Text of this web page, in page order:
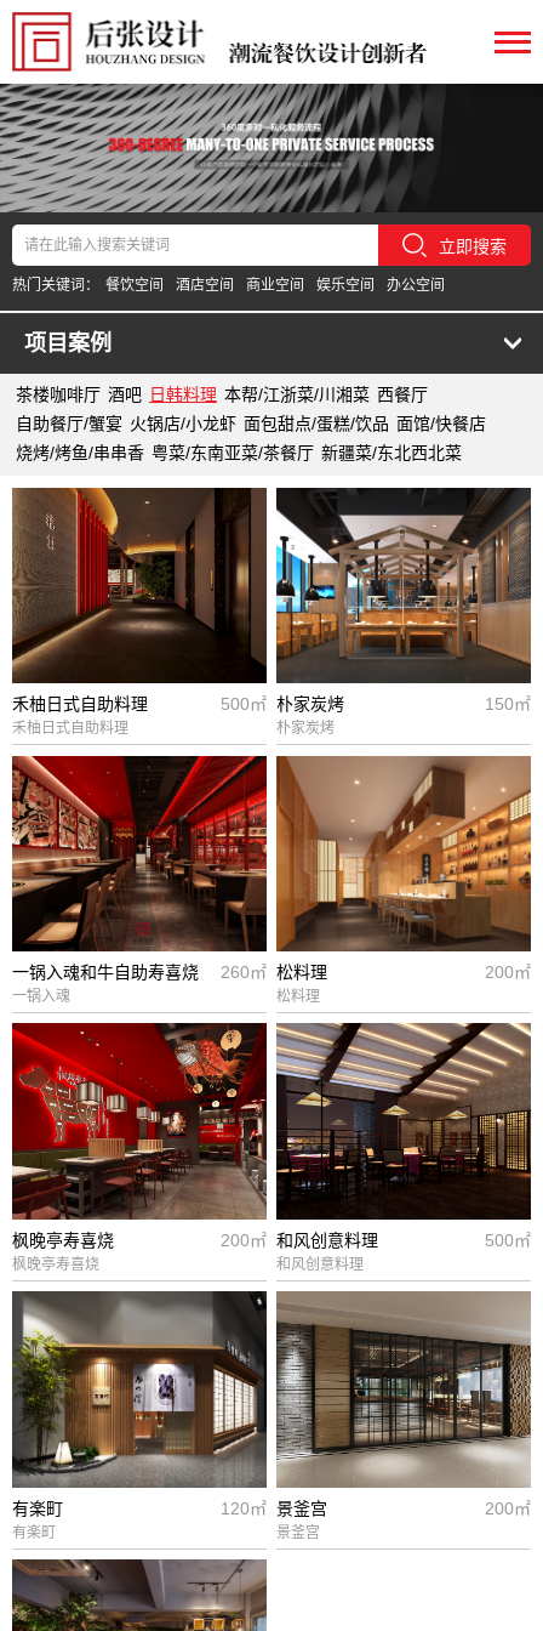
立即搜索
热门关键词： 餐饮空间 酒店空间 商业空间 娱乐空间 办公空间
项目案例
茶楼咖啡厅 酒吧 日韩料理 本帮/江浙菜/川湘菜 西餐厅
自助餐厅/蟹宴 火锅店/小龙虾 面包甜点/蛋糕/饮品 面馆/快餐店
烧烤/烤鱼/串串香 粤菜/东南亚菜/茶餐厅 新疆菜/东北西北菜
500㎡
禾柚日式自助料理
禾柚日式自助料理
150㎡
朴家炭烤
朴家炭烤
260㎡
一锅入魂和牛自助寿喜烧
一锅入魂
200㎡
松料理
松料理
200㎡
枫晚亭寿喜烧
枫晚亭寿喜烧
500㎡
和风创意料理
和风创意料理
120㎡
有楽町
有楽町
200㎡
景釜宫
景釜宫